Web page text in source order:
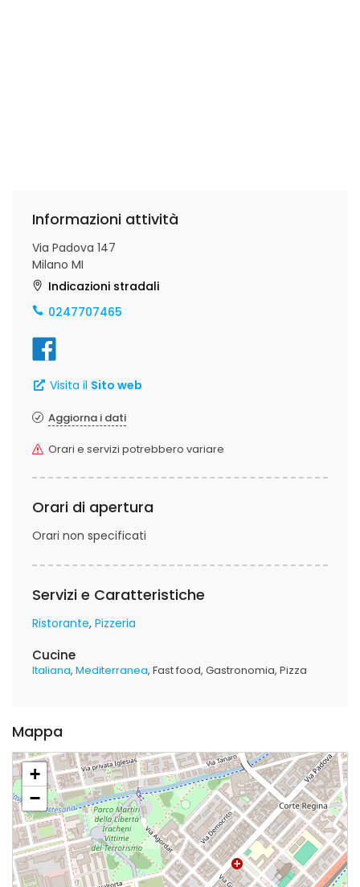
Informazioni attività
Via Padova 147
Milano MI
Indicazioni stradali
0247707465
Visita il Sito web
Aggiorna i dati
Orari e servizi potrebbero variare
Orari di apertura
Orari non specificati
Servizi e Caratteristiche
Ristorante Pizzeria
Cucine
Italiana Mediterranea Fast food Gastronomia Pizza
Mappa
+
−